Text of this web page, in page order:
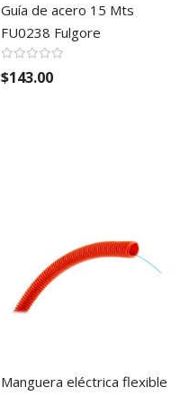
Guía de acero 15 Mts
FU0238 Fulgore
$143.00
Manguera eléctrica flexible